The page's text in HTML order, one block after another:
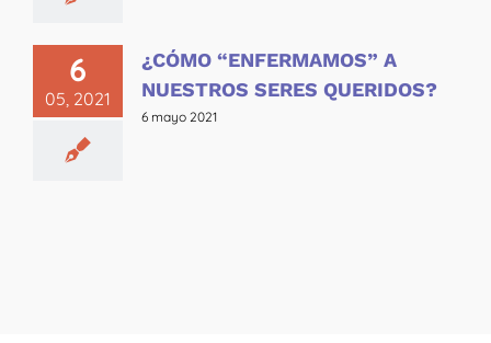
6
05, 2021
¿CÓMO “ENFERMAMOS” A
NUESTROS SERES QUERIDOS?
6 mayo 2021